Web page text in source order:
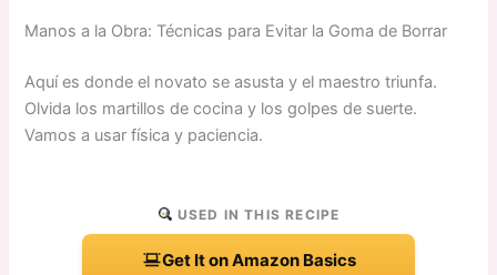
Manos a la Obra: Técnicas para Evitar la Goma de Borrar
Aquí es donde el novato se asusta y el maestro triunfa.
Olvida los martillos de cocina y los golpes de suerte.
Vamos a usar física y paciencia.
USED IN THIS RECIPE
Get It on Amazon Basics